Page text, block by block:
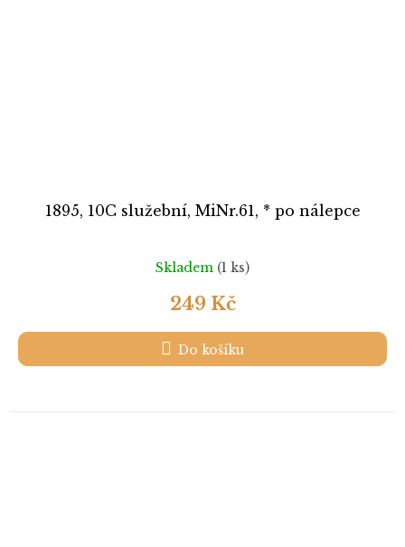
1895, 10C služební, MiNr.61, * po nálepce
Skladem (1 ks)
249 Kč
Do košíku